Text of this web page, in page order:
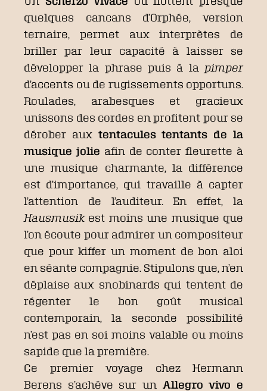
quelques cancans d’Orphée, version
ternaire, permet aux interprètes de
briller par leur capacité à laisser se
développer la phrase puis à la pimper
d’accents ou de rugissements opportuns.
Roulades, arabesques et gracieux
unissons des cordes en profitent pour se
dérober aux tentacules tentants de la
musique jolie afin de conter fleurette à
une musique charmante, la différence
est d’importance, qui travaille à capter
l’attention de l’auditeur. En effet, la
Hausmusikest moins une musique que
l’on écoute pour admirer un compositeur
que pour kiffer un moment de bon aloi
en séante compagnie. Stipulons que, n’en
déplaise aux snobinards qui tentent de
régenter le bon goût musical
contemporain, la seconde possibilité
n’est pas en soi moins valable ou moins
sapide que la première.
Ce premier voyage chez Hermann
Berens s’achève sur un Allegro vivo e